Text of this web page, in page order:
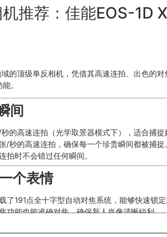
推荐：佳能EOS-1D
的顶级单反相机，凭借其高速连拍、出色的
。
间
的高速连拍（光学取景器模式下），适合捕
秒的高速连拍，确保每一个珍贵瞬间都被捕捉。
拍时不会错过任何瞬间。
个表情
了191点全十字型自动对焦系统，能够快速锁定
功能也能准确对焦，确保新人肖像清晰锐利。